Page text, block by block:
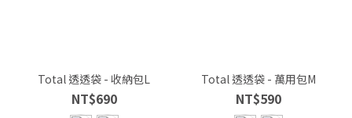
Total 透透袋 - 收納包L
NT$690
Total 透透袋 - 萬用包M
NT$590